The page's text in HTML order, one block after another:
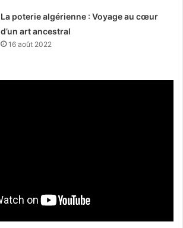
La poterie algérienne : Voyage au cœur
d’un art ancestral
16 août 2022